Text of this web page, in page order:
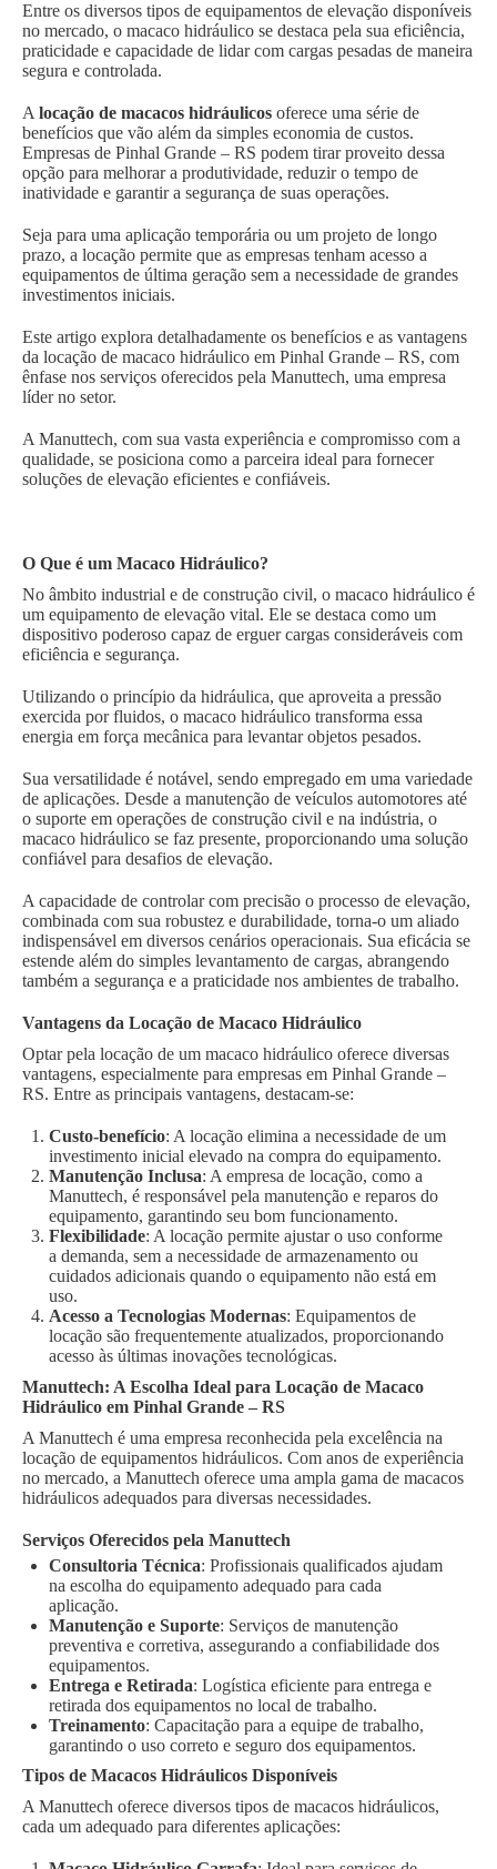
Entre os diversos tipos de equipamentos de elevação disponíveis
no mercado, o macaco hidráulico se destaca pela sua eficiência,
praticidade e capacidade de lidar com cargas pesadas de maneira
segura e controlada.
A locação de macacos hidráulicos oferece uma série de
benefícios que vão além da simples economia de custos.
Empresas de Pinhal Grande – RS podem tirar proveito dessa
opção para melhorar a produtividade, reduzir o tempo de
inatividade e garantir a segurança de suas operações.
Seja para uma aplicação temporária ou um projeto de longo
prazo, a locação permite que as empresas tenham acesso a
equipamentos de última geração sem a necessidade de grandes
investimentos iniciais.
Este artigo explora detalhadamente os benefícios e as vantagens
da locação de macaco hidráulico em Pinhal Grande – RS, com
ênfase nos serviços oferecidos pela Manuttech, uma empresa
líder no setor.
A Manuttech, com sua vasta experiência e compromisso com a
qualidade, se posiciona como a parceira ideal para fornecer
soluções de elevação eficientes e confiáveis.
O Que é um Macaco Hidráulico?
No âmbito industrial e de construção civil, o macaco hidráulico é
um equipamento de elevação vital. Ele se destaca como um
dispositivo poderoso capaz de erguer cargas consideráveis com
eficiência e segurança.
Utilizando o princípio da hidráulica, que aproveita a pressão
exercida por fluidos, o macaco hidráulico transforma essa
energia em força mecânica para levantar objetos pesados.
Sua versatilidade é notável, sendo empregado em uma variedade
de aplicações. Desde a manutenção de veículos automotores até
o suporte em operações de construção civil e na indústria, o
macaco hidráulico se faz presente, proporcionando uma solução
confiável para desafios de elevação.
A capacidade de controlar com precisão o processo de elevação,
combinada com sua robustez e durabilidade, torna-o um aliado
indispensável em diversos cenários operacionais. Sua eficácia se
estende além do simples levantamento de cargas, abrangendo
também a segurança e a praticidade nos ambientes de trabalho.
Vantagens da Locação de Macaco Hidráulico
Optar pela locação de um macaco hidráulico oferece diversas
vantagens, especialmente para empresas em Pinhal Grande –
RS. Entre as principais vantagens, destacam-se:
Custo-benefício: A locação elimina a necessidade de um
investimento inicial elevado na compra do equipamento.
Manutenção Inclusa: A empresa de locação, como a
Manuttech, é responsável pela manutenção e reparos do
equipamento, garantindo seu bom funcionamento.
Flexibilidade: A locação permite ajustar o uso conforme
a demanda, sem a necessidade de armazenamento ou
cuidados adicionais quando o equipamento não está em
uso.
Acesso a Tecnologias Modernas: Equipamentos de
locação são frequentemente atualizados, proporcionando
acesso às últimas inovações tecnológicas.
Manuttech: A Escolha Ideal para Locação de Macaco
Hidráulico em Pinhal Grande – RS
A Manuttech é uma empresa reconhecida pela excelência na
locação de equipamentos hidráulicos. Com anos de experiência
no mercado, a Manuttech oferece uma ampla gama de macacos
hidráulicos adequados para diversas necessidades.
Serviços Oferecidos pela Manuttech
Consultoria Técnica: Profissionais qualificados ajudam
na escolha do equipamento adequado para cada
aplicação.
Manutenção e Suporte: Serviços de manutenção
preventiva e corretiva, assegurando a confiabilidade dos
equipamentos.
Entrega e Retirada: Logística eficiente para entrega e
retirada dos equipamentos no local de trabalho.
Treinamento: Capacitação para a equipe de trabalho,
garantindo o uso correto e seguro dos equipamentos.
Tipos de Macacos Hidráulicos Disponíveis
A Manuttech oferece diversos tipos de macacos hidráulicos,
cada um adequado para diferentes aplicações: